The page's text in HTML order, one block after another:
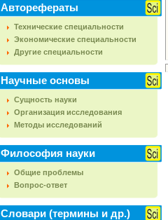
Авторефераты
Технические специальности
Экономические специальности
Другие специальности
Научные основы
Сущность науки
Организация исследования
Методы исследований
Философия науки
Общие проблемы
Вопрос-ответ
Словари (термины и др.)